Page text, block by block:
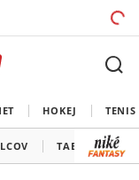
HOKEJ TENIS
TABUĽKY A